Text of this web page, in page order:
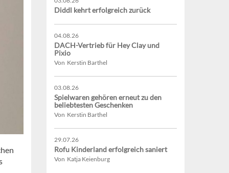
Diddl kehrt erfolgreich zurück
04.08.26
DACH-Vertrieb für Hey Clay und
Pixio
Von Kerstin Barthel
03.08.26
Spielwaren gehören erneut zu den
beliebtesten Geschenken
Von Kerstin Barthel
29.07.26
Rofu Kinderland erfolgreich saniert
Von Katja Keienburg